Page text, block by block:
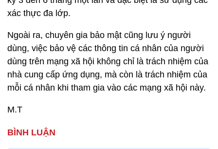
xác thực đa lớp.
Ngoài ra, chuyên gia bảo mật cũng lưu ý người
dùng, việc bảo vệ các thông tin cá nhân của người
dùng trên mạng xã hội không chỉ là trách nhiệm của
nhà cung cấp ứng dụng, mà còn là trách nhiệm của
mỗi cá nhân khi tham gia vào các mạng xã hội này.
M.T